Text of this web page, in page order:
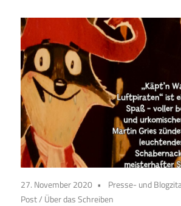
27. November 2020
Presse- und
Post/ Über das Schreiben